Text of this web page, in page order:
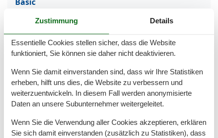
Kinder willkommen
Nichtraucher
Quadratmeter
Zimmer
Draußen
Anzahl der Parkplätze
Privater P-Platz
Strandentfernung 5 m
Zustimmung Details
Essentielle Cookies stellen sicher, dass die Website
funktioniert, Sie können sie daher nicht deaktivieren.
Wenn Sie damit einverstanden sind, dass wir Ihre Statistiken
erheben, hilft uns dies, die Website zu verbessern und
weiterzuentwickeln. In diesem Fall werden anonymisierte
Daten an unsere Subunternehmer weitergeleitet.
Wenn Sie die Verwendung aller Cookies akzeptieren, erklären
Sie sich damit einverstanden (zusätzlich zu Statistiken), dass